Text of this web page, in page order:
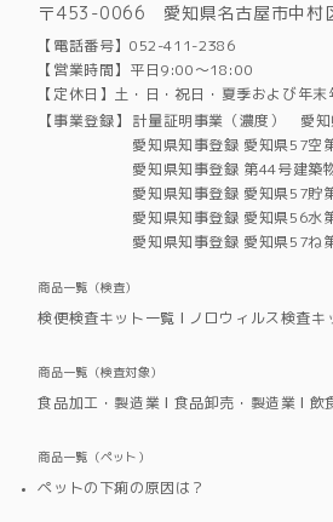
〒453-0066 愛知県名古屋市中村
【電話番号】052-411-2386
【営業時間】平日9:00～18:00
【定休日】土・日・祝日・夏季および年末
【事業登録】 計量証明事業（濃度） 愛
愛知県知事登録 愛知県57空
愛知県知事登録 第44号建築
愛知県知事登録 愛知県57貯
愛知県知事登録 愛知県56水
愛知県知事登録 愛知県57ね
商品一覧（検査）
検便検査キット一覧 ノロウィルス検査キ
商品一覧（検査対象）
食品加工・製造業 食品卸売・製造業 飲
商品一覧（ペット）
ペットの下痢の原因は？